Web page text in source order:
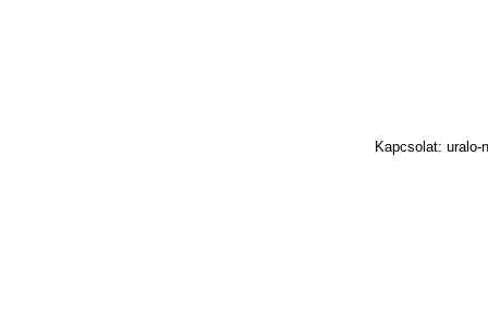
Kapcsolat: uralo-